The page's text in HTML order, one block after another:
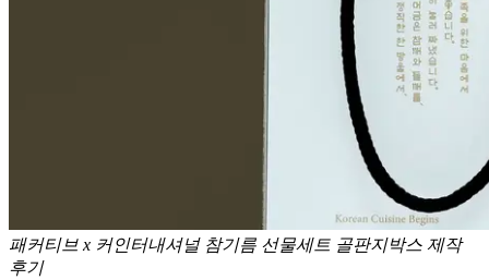
패커티브 x 커인터내셔널 참기름 선물세트 골판지박스 제작
후기